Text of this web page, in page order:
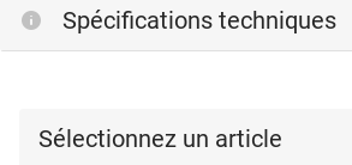
Spécifications techniques
Sélectionnez un article